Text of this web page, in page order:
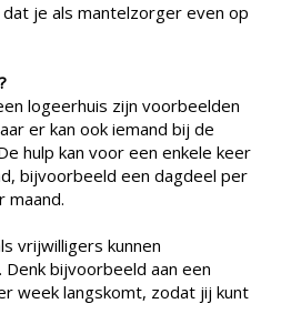
je als mantelzorger even op
logeerhuis zijn voorbeelden
er kan ook iemand bij de
hulp kan voor een enkele keer
bijvoorbeeld een dagdeel per
maand.
vrijwilligers kunnen
bijvoorbeeld aan een
week langskomt, zodat jij kunt